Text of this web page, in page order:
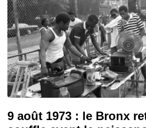
9 août 1973 : le Bronx